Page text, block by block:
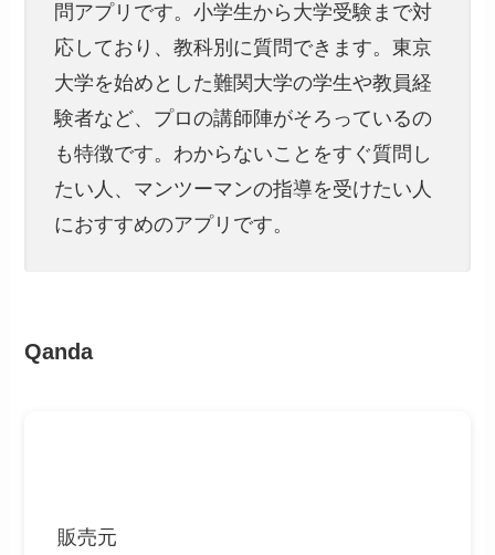
問アプリです。小学生から大学受験まで対
応しており、教科別に質問できます。東京
大学を始めとした難関大学の学生や教員経
験者など、プロの講師陣がそろっているの
も特徴です。わからないことをすぐ質問し
たい人、マンツーマンの指導を受けたい人
におすすめのアプリです。
Qanda
販売元